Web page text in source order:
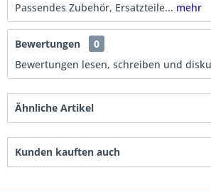
Passendes Zubehör, Ersatzteile... mehr
Bewertungen
0
Bewertungen lesen, schreiben und
Ähnliche Artikel
Kunden kauften auch